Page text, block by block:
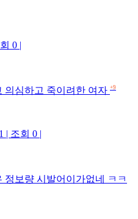
0 |
의심하고 죽이려한 여자 +9
| 조회 0 |
보량 시발어이가없네 ㅋㅋ